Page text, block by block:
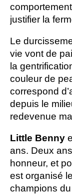
justifier la
Le
vie vont de
la
couleur de
correspond
depuis le
redevenue
Little Benny
ans. Deux
honneur, et
est organisé
champions